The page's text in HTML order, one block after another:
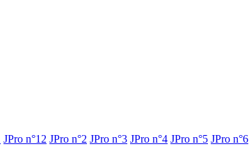
JPro n°12 JPro n°2 JPro n°3 JPro n°4 JPro n°5 JPro n°6